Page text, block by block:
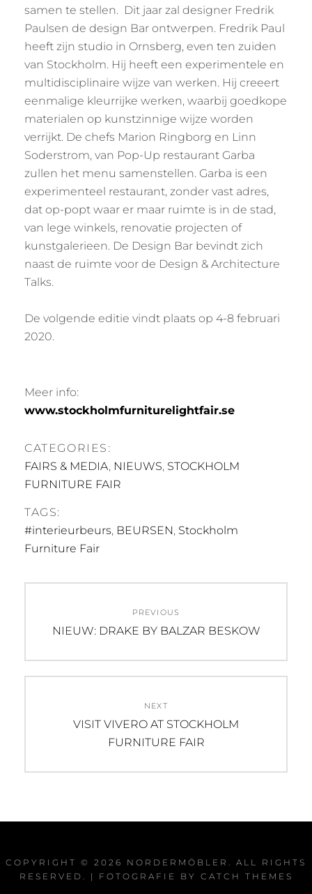
samen te stellen. Dit jaar zal designer Fredrik
Paulsen de design Bar ontwerpen. Fredrik Paul
heeft zijn studio in Ornsberg, even ten zuiden
van Stockholm. Hij heeft een experimentele en
multidisciplinaire wijze van werken. Hij creeert
eenmalige kleurrijke werken, waarbij goedkope
materialen op kunstzinnige wijze worden
verrijkt. De chefs Marion Ringborg en Linn
Soderstrom, van Pop-Up restaurant Garba
zullen het menu samenstellen. Garba is een
experimenteel restaurant, zonder vast adres,
dat op-popt waar er maar ruimte is in de stad,
van lege winkels, renovatie projecten of
kunstgalerieen. De Design Bar bevindt zich
naast de ruimte voor de Design & Architecture
Talks.
De volgende editie vindt plaats op 4-8 februari
2020.
Meer info:
www.stockholmfurniturelightfair.se
CATEGORIES:
FAIRS & MEDIA, NIEUWS, STOCKHOLM
FURNITURE FAIR
TAGS:
#interieurbeurs, BEURSEN, Stockholm
Furniture Fair
navigation
PREVIOUS
Previous
NIEUW: DRAKE BY BALZAR BESKOW
NEXT
Next
VISIT VIVERO AT STOCKHOLM
FURNITURE FAIR
COPYRIGHT © 2026 NORDERMÖBLER . ALL RIGHTS
RESERVED. | FOTOGRAFIE BY CATCH THEMES